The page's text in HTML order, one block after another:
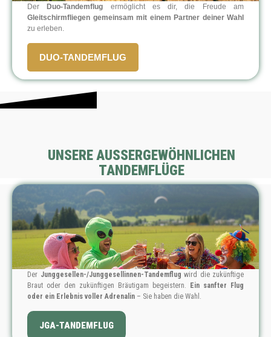
DerDuo-Tandemflug ermöglicht es dir, die Freude am
Gleitschirmfliegen gemeinsam mit einem Partner deiner Wahl
zu erleben.
DUO-TANDEMFLUG
UNSERE AUSSERGEWÖHNLICHEN
TANDEMFLÜGE
Der Junggesellen-/Junggesellinnen-Tandemflug wird die zukünftige
Braut oder den zukünftigen Bräutigam begeistern. Ein sanfter Flug
oder ein Erlebnis voller Adrenalin – Sie haben die Wahl.
PREIS: 149 €
JGA-TANDEMFLUG